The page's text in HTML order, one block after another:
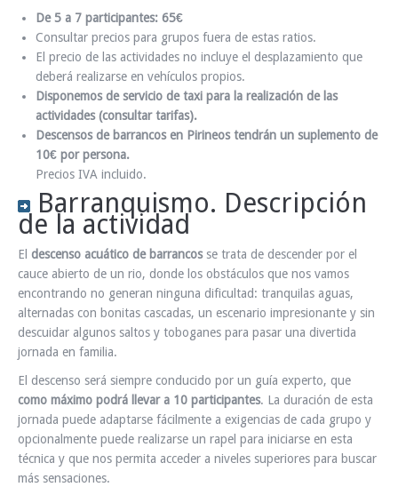
De 5 a 7 participantes: 65€
Consultar precios para grupos fuera de estas ratios.
El precio de las actividades no incluye el desplazamiento que
deberá realizarse en vehículos propios.
Disponemos de servicio de taxi para la realización de las
actividades (consultar tarifas).
Descensos de barrancos en Pirineos tendrán un suplemento de
10€ por persona.
Precios IVA incluido.
Barranquismo. Descripción
de la actividad
El descenso acuático de barrancosse trata de descender por el
cauce abierto de un rio, donde los obstáculos que nos vamos
encontrando no generan ninguna dificultad: tranquilas aguas,
alternadas con bonitas cascadas, un escenario impresionante y sin
descuidar algunos saltos y toboganes para pasar una divertida
jornada en familia.
El descenso será siempre conducido por un guía experto, que
como máximo podrá llevar a 10 participantes. La duración de esta
jornada puede adaptarse fácilmente a exigencias de cada grupo y
opcionalmente puede realizarse un rapel para iniciarse en esta
técnica y que nos permita acceder a niveles superiores para buscar
más sensaciones.